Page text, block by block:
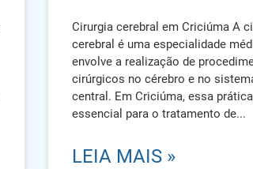
Cirurgia cerebral em Criciúma A
cerebral é uma especialidade
envolve a realização de
cirúrgicos no cérebro e no
central. Em Criciúma, essa
essencial para o tratamento de
LEIA MAIS »